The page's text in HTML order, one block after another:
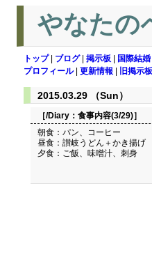
やなたの
トップ| ブログ| 掲示板 国際結婚
プロフィール| 更新情報 旧掲示板
2015.03.29 （Sun）
［/Diary： 食事内容(3/29)］
朝食：パン、コーヒー
昼食：讃岐うどん＋かき揚げ
夕食：ご飯、味噌汁、刺身